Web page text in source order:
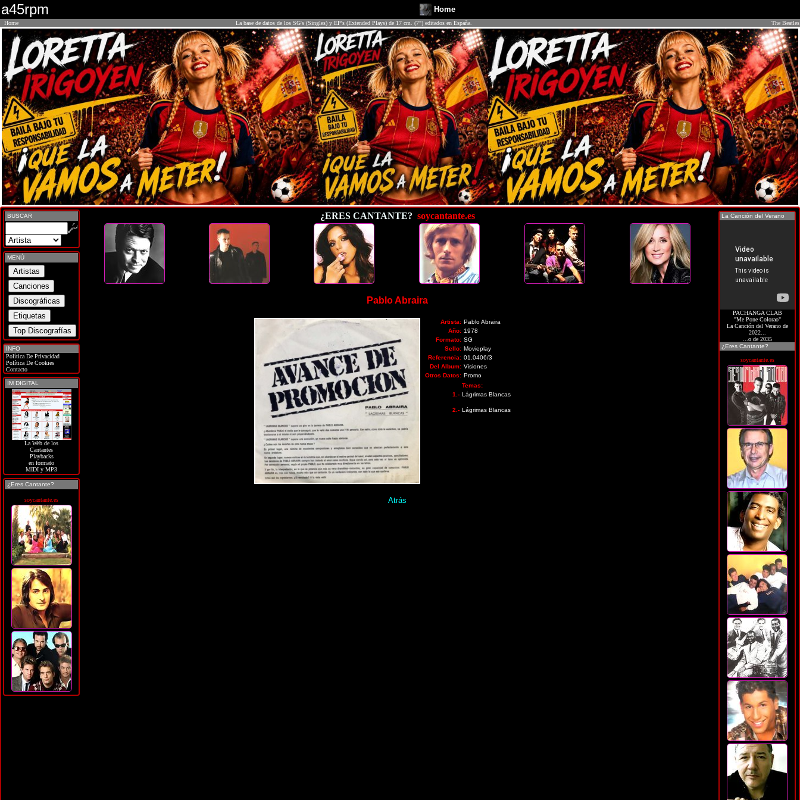
a45rpm Home
Home La base de datos de los SG's (Singles) y EP's (Extended Plays) de 17 cm. (7") editados en España. The Beatles
BUSCAR
MENÚ
INFO
Política De Privacidad
Política De Cookies
Contacto
IM DIGITAL
La Web de los
Cantantes
Playbacks
en formato
MIDI y MP3
¿Eres Cantante?
soycantante.es
¿ERES CANTANTE? soycantante.es
Pablo Abraira
Artista: Pablo Abraira
Año: 1978
Formato: SG
Sello: Movieplay
Referencia: 01.0406/3
Del Album: Visiones
Otros Datos: Promo
Temas:
1.- Lágrimas Blancas
2.- Lágrimas Blancas
Atrás
La Canción del Verano
PACHANGA CLAB
"Me Pone Colorao"
La Canción del Verano de
2022...
...o de 2035
¿Eres Cantante?
soycantante.es